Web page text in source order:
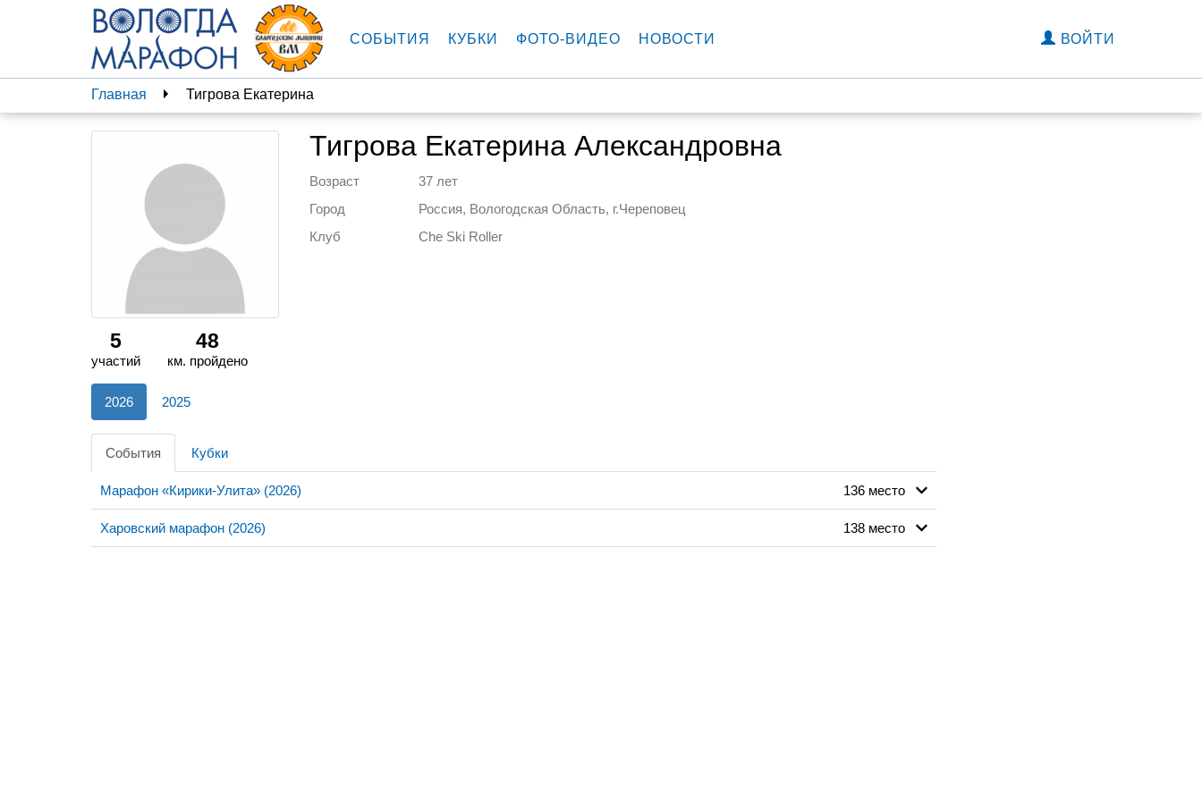
СОБЫТИЯ КУБКИ ФОТО-ВИДЕО НОВОСТИ ВОЙТИ
Главная Тигрова Екатерина
Тигрова Екатерина Александровна
Возраст
37 лет
Город
Россия, Вологодская Область, г.Череповец
Клуб
Che Ski Roller
5
участий
48
км. пройдено
2026 2025
События Кубки
Марафон «Кирики-Улита» (2026) 136 место
Харовский марафон (2026) 138 место